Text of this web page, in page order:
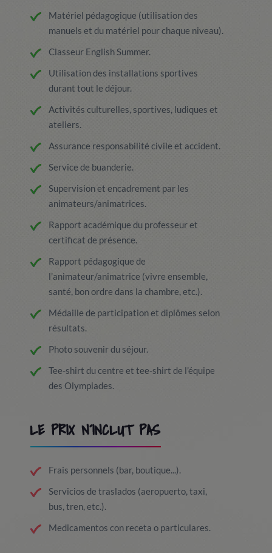
Matériel pédagogique (utilisation des
manuels et du matériel pour chaque niveau).
Classeur English Summer.
Utilisation des installations sportives
durant tout le déjour.
Activités culturelles, sportives, ludiques et
ateliers.
Assurance responsabilité civile et accident.
Service de buanderie.
Supervision et encadrement par les
animateurs/animatrices.
Rapport académique du professeur et
certificat de présence.
Rapport pédagogique de
l’animateur/animatrice (vivre ensemble,
santé, bon ordre dans la chambre, etc.).
Médaille de participation et diplômes selon
résultats.
Photo souvenir du séjour.
Tee-shirt du centre et tee-shirt de l’équipe
des Olympiades.
LE PRIX N´INCLUT PAS
Frais personnels (bar, boutique...).
Servicios de traslados (aeropuerto, taxi,
bus, tren, etc.).
Medicamentos con receta o particulares.